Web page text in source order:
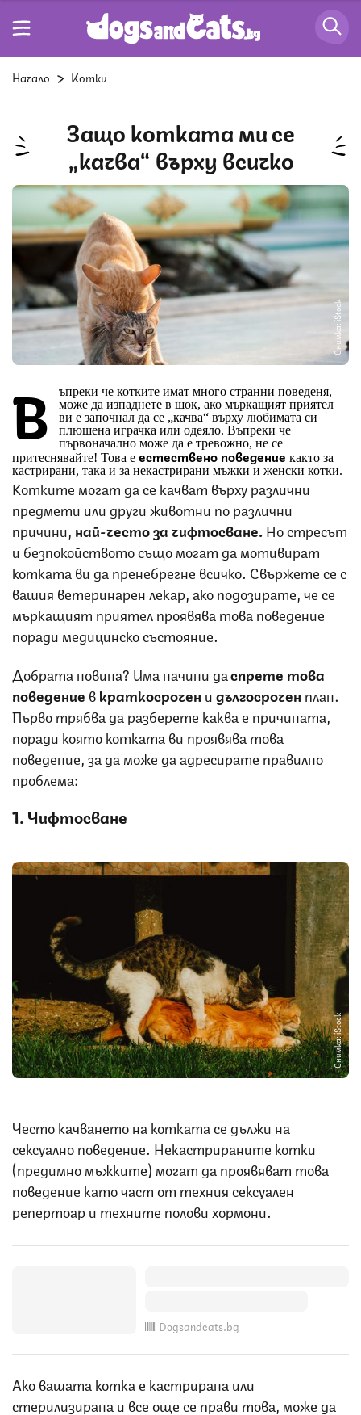
Начало Котки
Защо котката ми се
„качва“ върху всичко
Снимка: iStock
В
ъпреки че котките имат много странни поведеня,
може да изпаднете в шок, ако мъркащият приятел
ви е започнал да се „качва“ върху любимата си
плюшена играчка или одеяло. Въпреки че
първоначално може да е тревожно, не се
притеснявайте! Това е естествено поведение както за
кастрирани, така и за некастрирани мъжки и женски котки.
Котките могат да се качват върху различни
предмети или други животни по различни
причини, най-често за чифтосване. Но стресът
и безпокойството също могат да мотивират
котката ви да пренебрегне всичко. Свържете се с
вашия ветеринарен лекар, ако подозирате, че се
мъркащият приятел проявява това поведение
поради медицинско състояние.
Добрата новина? Има начини даспрете това
поведение вкраткосрочен идългосрочен план.
Първо трябва да разберете каква е причината,
поради която котката ви проявява това
поведение, за да може да адресирате правилно
проблема:
1. Чифтосване
Снимка: iStock
Често качването на котката се дължи на
сексуално поведение. Некастрираните котки
(предимно мъжките) могат да проявяват това
поведение като част от техния сексуален
репертоар и техните полови хормони.
Dogsandcats.bg
Ако вашата котка е кастрирана или
стерилизирана и все още се прави това, може да